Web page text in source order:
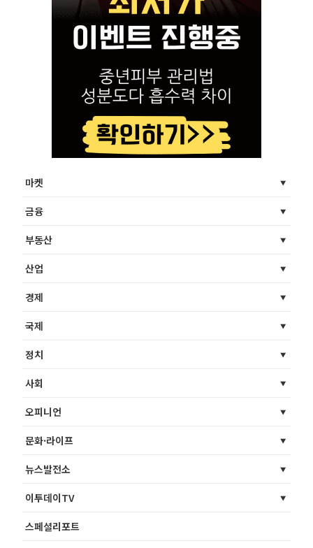
마켓
금융
부동산
산업
경제
국제
정치
사회
오피니언
문화·라이프
뉴스발전소
이투데이TV
스페셜리포트